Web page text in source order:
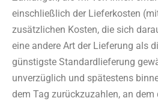
einschließlich der Lieferkosten
zusätzlichen Kosten, die sich
eine andere Art der Lieferung als
günstigste Standardlieferung
unverzüglich und spätestens
dem Tag zurückzuzahlen, an